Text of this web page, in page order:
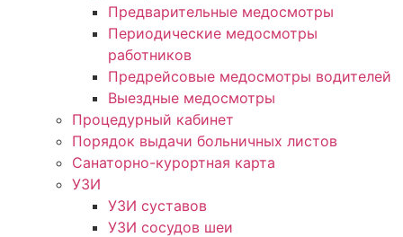
Предварительные медосмотры
Периодические медосмотры
работников
Предрейсовые медосмотры водителей
Выездные медосмотры
Процедурный кабинет
Порядок выдачи больничных листов
Санаторно-курортная карта
УЗИ
УЗИ суставов
УЗИ сосудов шеи